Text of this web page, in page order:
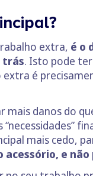
extra, é o
trás. Isto pode
é
danos do
mais cedo,
e não